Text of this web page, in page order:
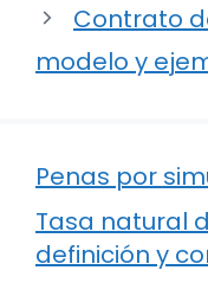
Contrato
modelo y
Penas por
Tasa natural
definición y